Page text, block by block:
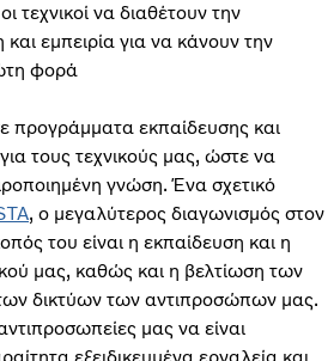
τεχνικοί να διαθέτουν την
εμπειρία για να κάνουν την
φορά
προγράμματα εκπαίδευσης και
τους τεχνικούς μας, ώστε να
γνώση. Ένα σχετικό
, ο μεγαλύτερος διαγωνισμός στον
του είναι η εκπαίδευση και η
μας, καθώς και η βελτίωση των
δικτύων των αντιπροσώπων μας.
μας να είναι